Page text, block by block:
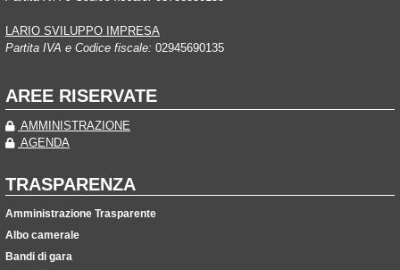
LARIO SVILUPPO IMPRESA
Partita IVA e Codice fiscale: 02945690135
AREE RISERVATE
AMMINISTRAZIONE
AGENDA
TRASPARENZA
Amministrazione Trasparente
Albo camerale
Bandi di gara